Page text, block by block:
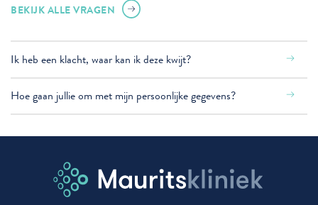
BEKIJK ALLE VRAGEN
Ik heb een klacht, waar kan ik deze kwijt?
Hoe gaan jullie om met mijn persoonlijke gegevens?